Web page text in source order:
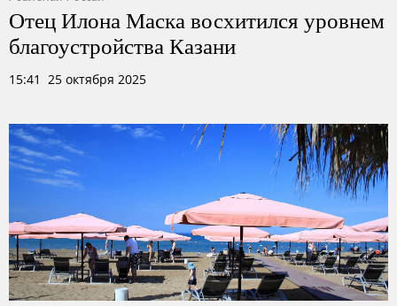
Отец Илона Маска восхитился уровнем
благоустройства Казани
15:41 25 октября 2025